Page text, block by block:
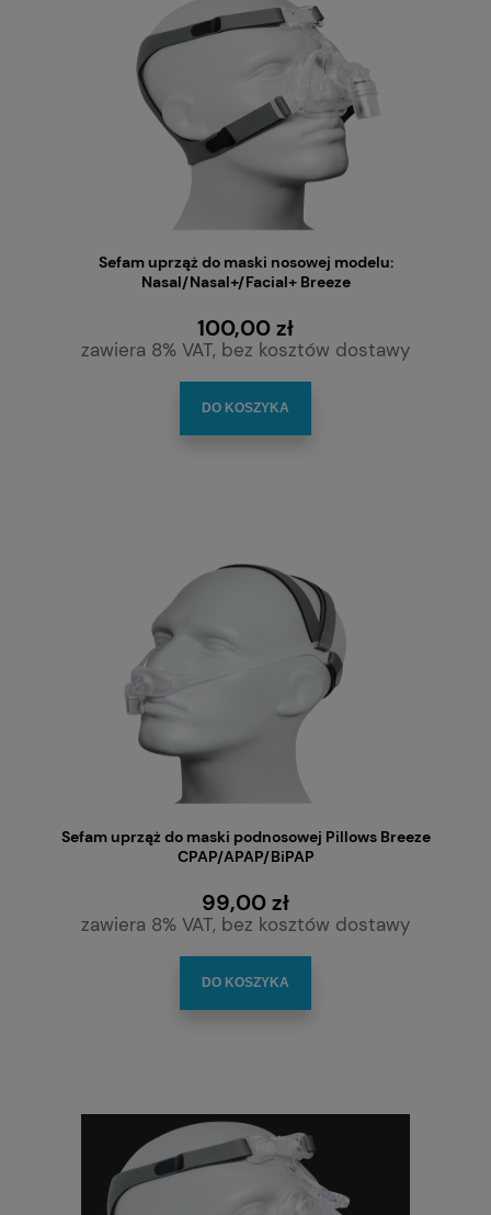
Sefam uprząż do maski nosowej modelu:
Nasal/Nasal+/Facial+ Breeze
100,00 zł
zawiera 8% VAT, bez kosztów dostawy
DO KOSZYKA
Sefam uprząż do maski podnosowej Pillows Breeze
CPAP/APAP/BiPAP
99,00 zł
zawiera 8% VAT, bez kosztów dostawy
DO KOSZYKA